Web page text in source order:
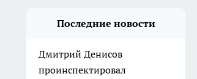
Последние новости
Дмитрий Денисов
проинспектировал